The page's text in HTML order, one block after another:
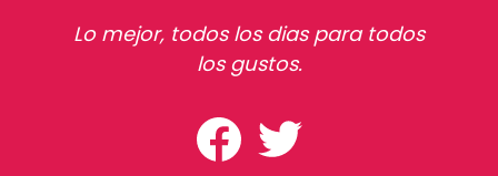
Lo mejor, todos los dias para todos
los gustos.